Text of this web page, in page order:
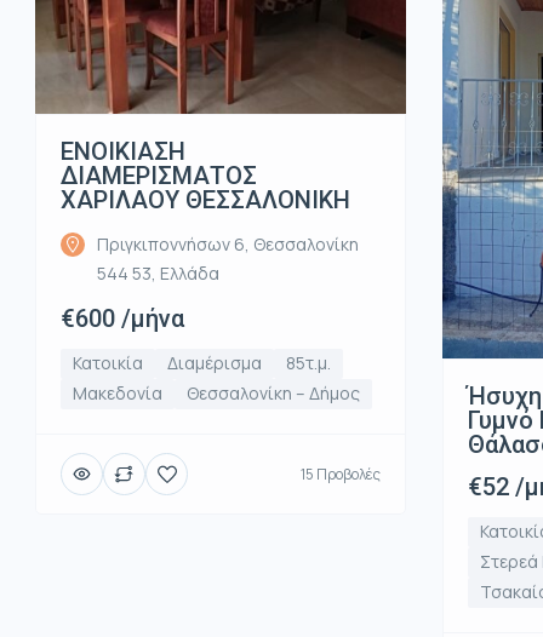
ΕΝΟΙΚΙΑΣΗ
ΔΙΑΜΕΡΙΣΜΑΤΟΣ
ΧΑΡΙΛΑΟΥ ΘΕΣΣΑΛΟΝΙΚΗ
Πριγκιποννήσων 6, Θεσσαλονίκη
544 53, Ελλάδα
€600 /μήνα
Κατοικία Διαμέρισμα
85τ.μ.
Μακεδονία
Θεσσαλονίκη – Δήμος
15 Προβολές
Γυμνό
€52 /